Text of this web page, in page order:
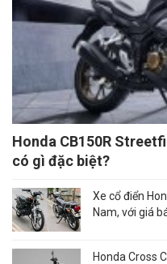
Honda CB150R
có gì đặc biệt?
Xe cổ điển
Nam, với giá
Honda Cross